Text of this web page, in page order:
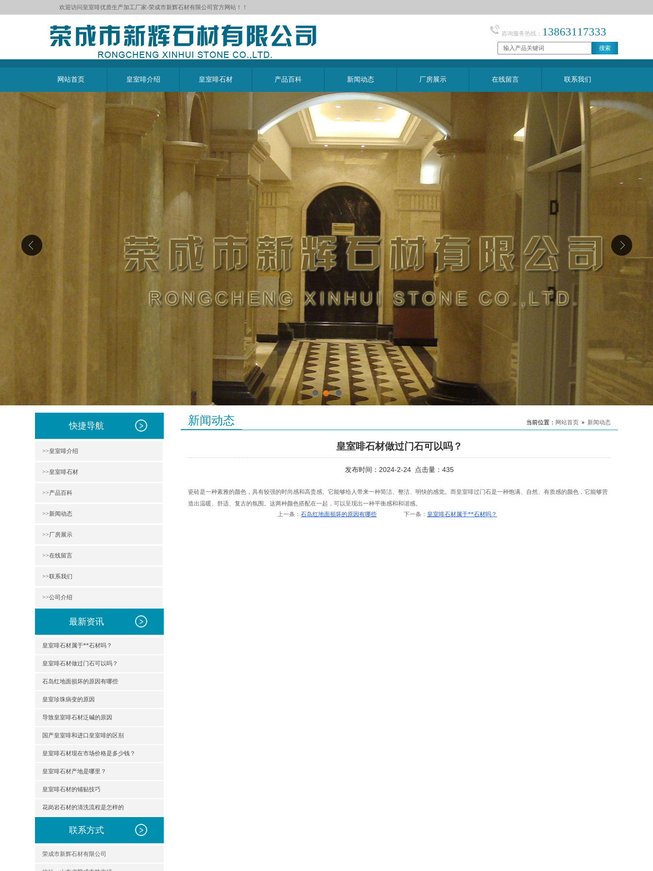
欢迎访问皇室啡优质生产加工厂家-荣成市新辉石材有限公司官方网站！！
咨询服务热线： 13863117333
网站首页 皇室啡介绍 皇室啡石材 产品百科 新闻动态 厂房展示 在线留言 联系我们
2 3
快捷导航
>>皇室啡介绍
>>皇室啡石材
>>产品百科
>>新闻动态
>>厂房展示
>>在线留言
>>联系我们
>>公司介绍
最新资讯
皇室啡石材属于**石材吗？
皇室啡石材做过门石可以吗？
石岛红地面损坏的原因有哪些
皇室珍珠病变的原因
导致皇室啡石材泛碱的原因
国产皇室啡和进口皇室啡的区别
皇室啡石材现在市场价格是多少钱？
皇室啡石材产地是哪里？
皇室啡石材的铺贴技巧
花岗岩石材的清洗流程是怎样的
联系方式
荣成市新辉石材有限公司
当前位置： 网站首页 » 新闻动态
新闻动态
皇室啡石材做过门石可以吗？
发布时间：2024-2-24 点击量： 435
瓷砖是一种素雅的颜色，具有较强的时尚感和高贵感。它能够给人带来一种简洁、整洁、明快的感觉。而皇室啡过门石是一种饱满、自然、有质感的颜色，它能够营
造出温暖、舒适、复古的氛围。这两种颜色搭配在一起，可以呈现出一种平衡感和和谐感。
上一条： 石岛红地面损坏的原因有哪些 下一条： 皇室啡石材属于**石材吗？